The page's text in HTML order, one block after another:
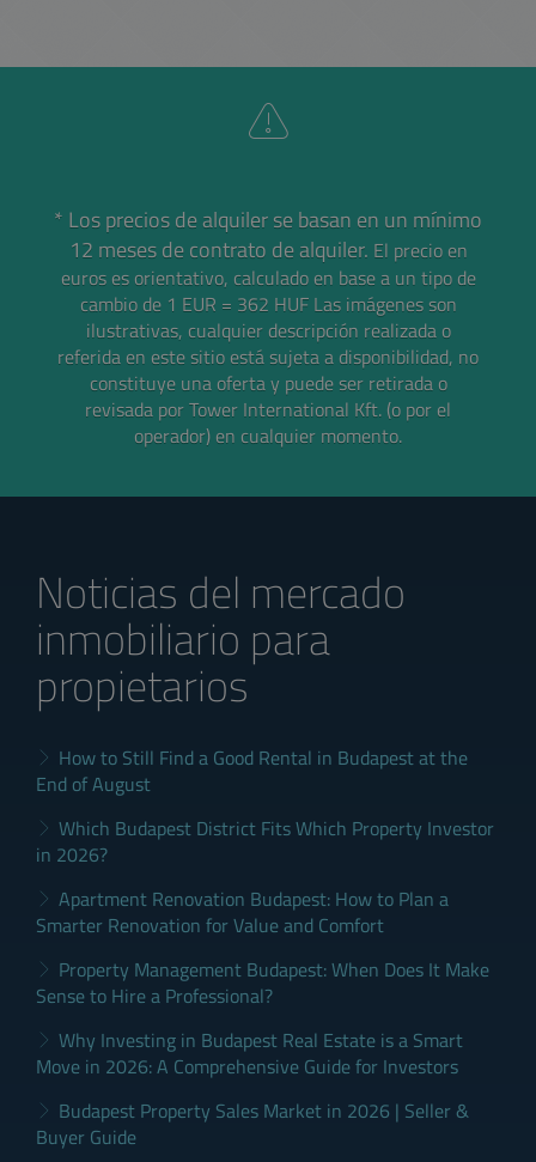
* Los precios de alquiler se basan en un mínimo
12 meses de contrato de alquiler. El precio en
euros es orientativo, calculado en base a un tipo de
cambio de 1 EUR = 362 HUF Las imágenes son
ilustrativas, cualquier descripción realizada o
referida en este sitio está sujeta a disponibilidad, no
constituye una oferta y puede ser retirada o
revisada por Tower International Kft. (o por el
operador) en cualquier momento.
Noticias del mercado
inmobiliario para
propietarios
How to Still Find a Good Rental in Budapest at the
End of August
Which Budapest District Fits Which Property Investor
in 2026?
Apartment Renovation Budapest: How to Plan a
Smarter Renovation for Value and Comfort
Property Management Budapest: When Does It Make
Sense to Hire a Professional?
Why Investing in Budapest Real Estate is a Smart
Move in 2026: A Comprehensive Guide for Investors
Budapest Property Sales Market in 2026 | Seller &
Buyer Guide